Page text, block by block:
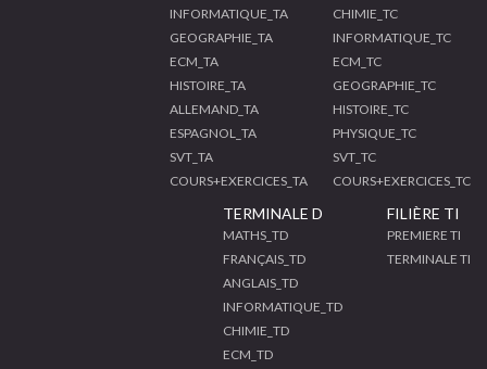
INFORMATIQUE_TA
GEOGRAPHIE_TA
ECM_TA
HISTOIRE_TA
ALLEMAND_TA
ESPAGNOL_TA
SVT_TA
COURS+EXERCICES_TA
CHIMIE_TC
INFORMATIQUE_TC
ECM_TC
GEOGRAPHIE_TC
HISTOIRE_TC
PHYSIQUE_TC
SVT_TC
COURS+EXERCICES_TC
TERMINALE D
MATHS_TD
FRANÇAIS_TD
ANGLAIS_TD
INFORMATIQUE_TD
CHIMIE_TD
ECM_TD
FILIÈRE TI
PREMIERE TI
TERMINALE TI